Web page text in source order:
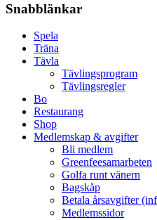
Snabblänkar
Spela
Träna
Tävla
Tävlingsprogram
Tävlingsregler
Bo
Restaurang
Shop
Medlemskap & avgifter
Bli medlem
Greenfeesamarbeten
Golfa runt vänern
Bagskåp
Betala årsavgifter
Medlemssidor